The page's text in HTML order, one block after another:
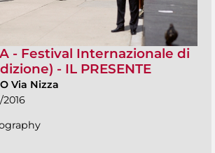
- Festival Internazionale di
- IL PRESENTE
Via Nizza
2016